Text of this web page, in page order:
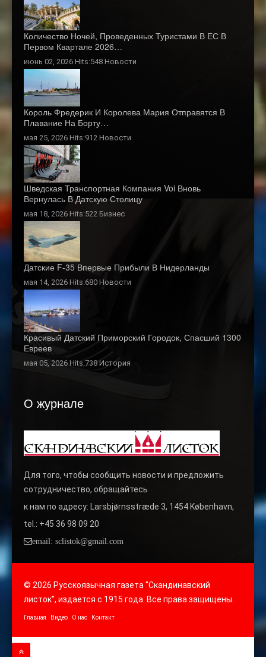
Количество Ночей, Проведенных Туристами В ЕС В
Первом Квартале 2026…
июнь 02, 2026 Hits:548 Новости
Король Фредерик И Королева Мария Отправятся В
Плавание На Борту…
мая 25, 2026 Hits:912 Новости
Шведская Транспортная Компания Voi Вновь
Вернулась В Датскую Столицу
мая 18, 2026 Hits:522 Бизнес
Датские F-35 Впервые Прибыли В Нидерланды
мая 14, 2026 Hits:680 Новости
Красивый Датский Приморский Городок, Спасший 1300
Евреев
мая 05, 2026 Hits:738История
О журнале
Для того, чтобы сообщить новости и предложить
сотрудничество, обращайтесь
к нам по адресу: Larsbjørnsstræde 3, 1454 København,
tel.: +45 36 98 09 20
email: sclistok@gmail.com
© 2026 Русскоязычная газета "Скандинавский
листок", издается с 1915 года. Все права защищены.
Главная Видео О нас Контакт